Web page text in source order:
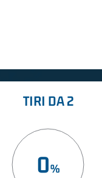
TIRI DA 2
0